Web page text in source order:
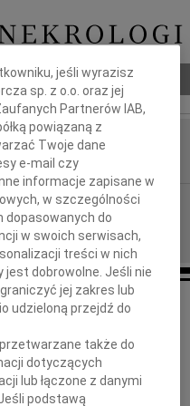
Żegnamy Naszego Kolegę
Sądu Apelacyjnego w Poznaniu
jeśli wyrazisz
sp. z o.o. oraz jej
Partnerów IAB,
powiązaną z
Twoje dane
e-mail czy
informacje zapisane w
w szczególności
dopasowanych do
w swoich serwisach,
treści w nich
jest dobrowolne. Jeśli nie
jej zakres lub
udzieloną przejdź do
także do
dotyczących
lub łączone z danymi
podstawą